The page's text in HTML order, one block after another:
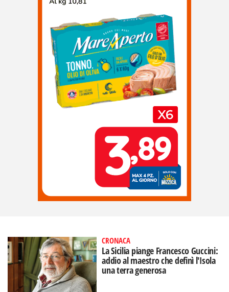
CRONACA
La Sicilia piange Francesco Guccini:
addio al maestro che definì l'Isola
una terra generosa